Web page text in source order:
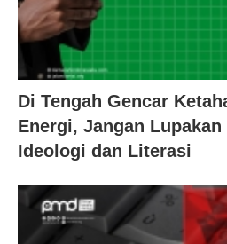
Di Tengah Gencar
Energi, Jangan Lupakan
Ideologi dan Literasi